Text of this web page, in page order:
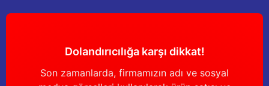
Dolandırıcılığa karşı dikkat!
Son zamanlarda, firmamızın adı ve sosyal